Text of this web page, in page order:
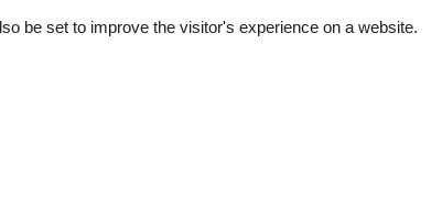
be set to improve the visitor's experience on a website.